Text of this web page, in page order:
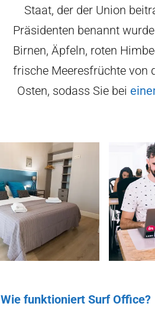
Staat, der der Union
Präsidenten benannt
Birnen, Äpfeln, roten
frische Meeresfrüchte von
Osten, sodass Sie bei
Wie funktioniert Surf Office?